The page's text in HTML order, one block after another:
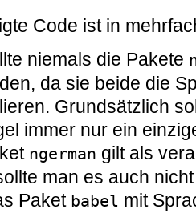
Code ist in
niemals die Pakete
da sie beide die
Grundsätzlich
immer nur ein
ngerman gilt als
man es auch
Paket babel mit